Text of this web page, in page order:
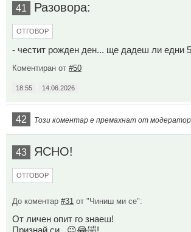
41 Разовора:
ОТГОВОР
- честит рожден ден... ще дадеш ли едни
Коментиран от #50
18:55 14.06.2026
42 Този коментар е премахнат от
43 ЯСНО!
ОТГОВОР
До коментар #31 от "Чиниш ми се":
От личен опит го знаеш!